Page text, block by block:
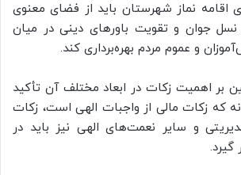
اقامه نماز شهرستان باید از فضای معنوی
نسل جوان و تقویت باورهای دینی در میان
و عموم مردم بهره‌برداری کند.
اهمیت زکات در ابعاد مختلف آن تأکید
که زکات مالی از واجبات الهی است، زکات
و سایر نعمت‌های الهی نیز باید در
گیرد.